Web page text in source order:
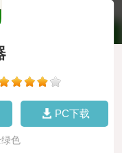
PC下载
色